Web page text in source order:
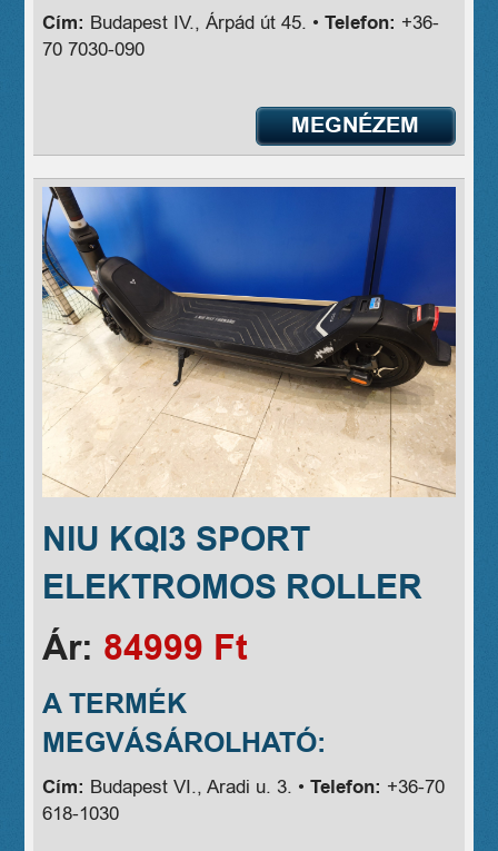
Cím: Budapest IV., Árpád út 45. •Telefon: +36-
70 7030-090
MEGNÉZEM
NIU KQI3 SPORT
ELEKTROMOS ROLLER
Ár: 84999 Ft
A TERMÉK
MEGVÁSÁROLHATÓ:
Cím: Budapest VI., Aradi u. 3. •Telefon: +36-70
618-1030